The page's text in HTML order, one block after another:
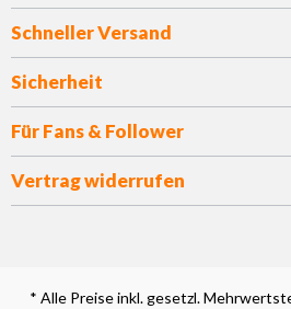
Schneller Versand
Sicherheit
Für Fans & Follower
Vertrag widerrufen
* Alle Preise inkl. gesetzl.